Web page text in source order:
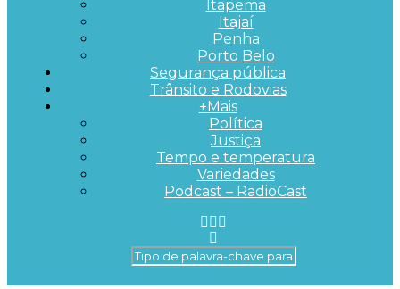
Itapema
Itajaí
Penha
Porto Belo
Segurança pública
Trânsito e Rodovias
+Mais
Política
Justiça
Tempo e temperatura
Variedades
Podcast – RadioCast